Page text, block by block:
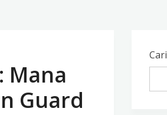
Mana
Guard
Cari